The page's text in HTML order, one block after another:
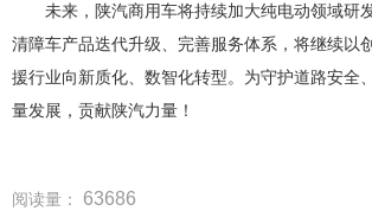
未来，陕汽商用车将持续加大纯电动领域研
清障车产品迭代升级、完善服务体系，将继续以
援行业向新质化、数智化转型。为守护道路安全
量发展，贡献陕汽力量！
阅读量： 63686